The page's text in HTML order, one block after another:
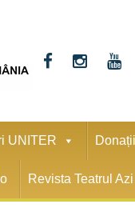
UNITER Donații
Revista Teatrul Azi